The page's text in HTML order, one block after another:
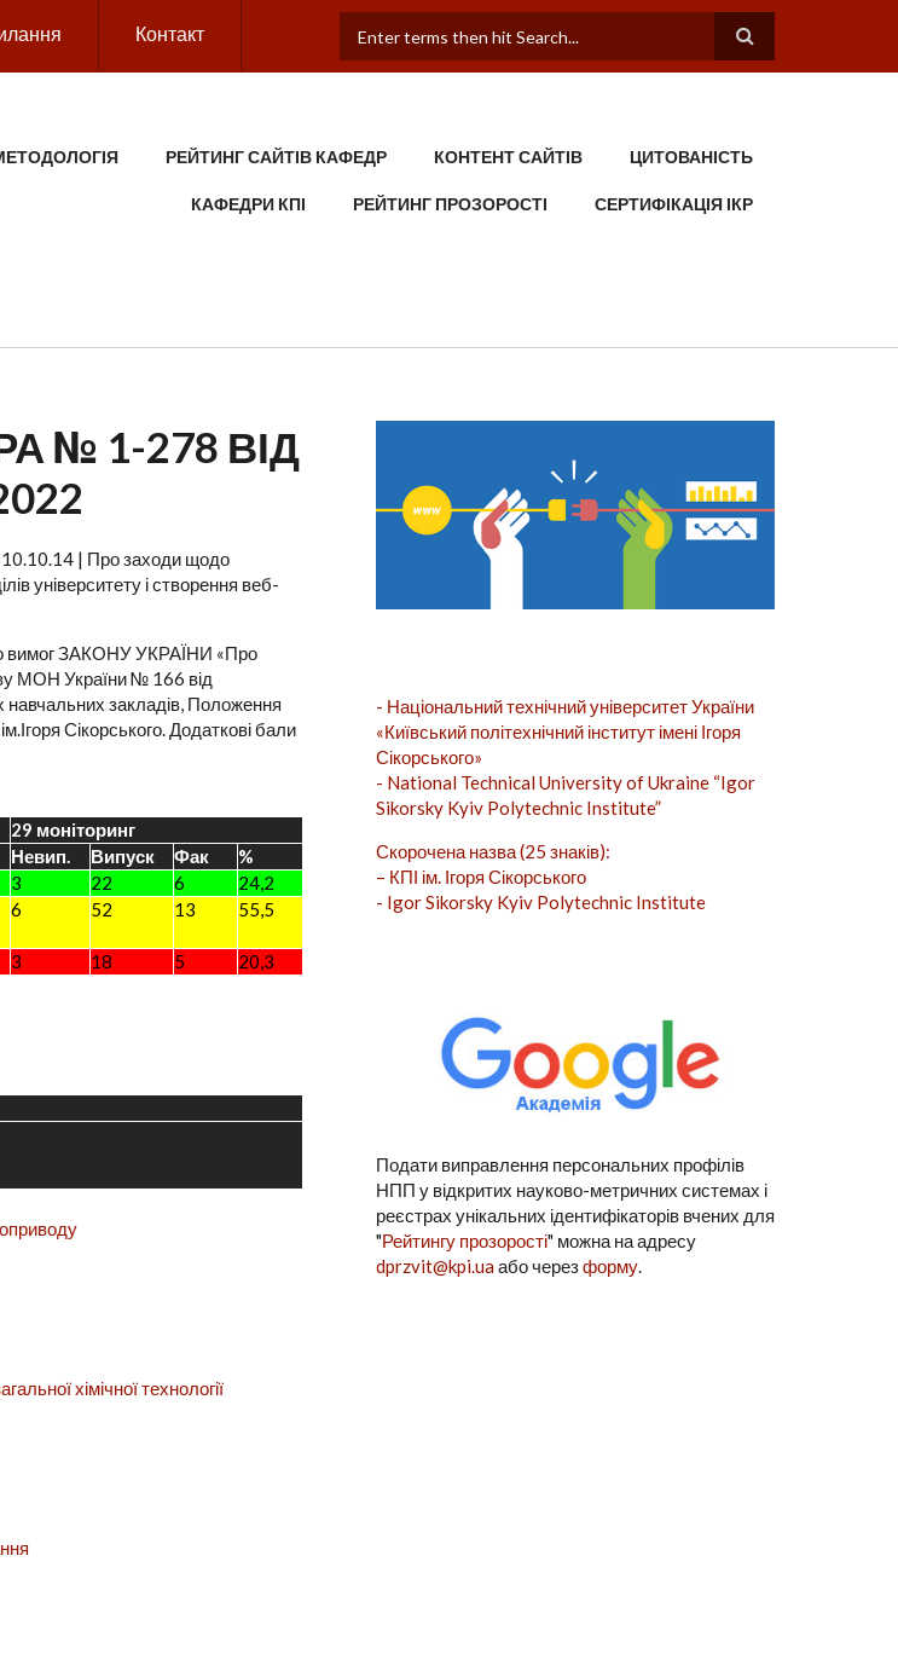
Контакт
ПОШУКОВА ФОРМА
РЕЙТИНГ САЙТІВ КАФЕДР КОНТЕНТ САЙТІВ ЦИТОВАНІСТЬ
КАФЕДРИ КПІ РЕЙТИНГ ПРОЗОРОСТІ СЕРТИФІКАЦІЯ ІКР
№ 1-278 ВІД
10.10.14 | Про заходи щодо
університету і створення веб-
вимог ЗАКОНУ УКРАЇНИ «Про
МОН України № 166 від
навчальних закладів, Положення
Сікорського. Додаткові бали
29 моніторинг
Невип. Випуск Фак
%
3 22 6
24,2
6 52 13 55,5
3 18 5 20,3
хімічної технології
- Національний технічний університет України
«Київський політехнічний інститут імені Ігоря
Сікорського»
- National Technical University of Ukraine “Igor
Sikorsky Kyiv Polytechnic Institute”
Скорочена назва (25 знаків):
– КПІ ім. Ігоря Сікорського
- Igor Sikorsky Kyiv Polytechnic Institute
Подати виправлення персональних профілів
НПП у відкритих науково-метричних системах і
реєстрах унікальних ідентифікаторів вчених для
"Рейтингу прозорості" можна на адресу
dprzvit@kpi.uaабо черезформу.